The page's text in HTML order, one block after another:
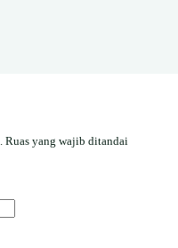
Ruas yang wajib ditandai